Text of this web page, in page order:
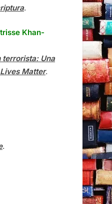
.
Khan-
terrorista: Una
Matter.
.